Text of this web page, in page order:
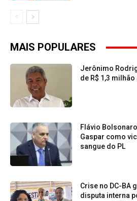
MAIS POPULARES
Jerônimo
de R$ 1,3
Flávio
Gaspar como
sangue do PL
Crise no DC-BA
disputa interna